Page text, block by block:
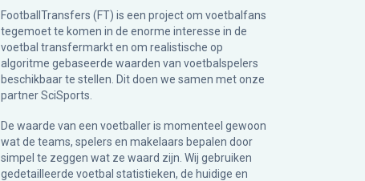
FootballTransfers (FT) is een project om voetbalfans
tegemoet te komen in de enorme interesse in de
voetbal transfermarkt en om realistische op
algoritme gebaseerde waarden van voetbalspelers
beschikbaar te stellen. Dit doen we samen met onze
partnerSciSports
De waarde van een voetballer is momenteel gewoon
wat de teams, spelers en makelaars bepalen door
simpel te zeggen wat ze waard zijn. Wij gebruiken
gedetailleerde voetbal statistieken, de huidige en